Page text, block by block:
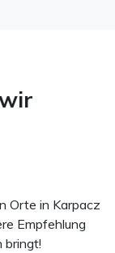
Orte in Karpacz
Empfehlung
bringt!